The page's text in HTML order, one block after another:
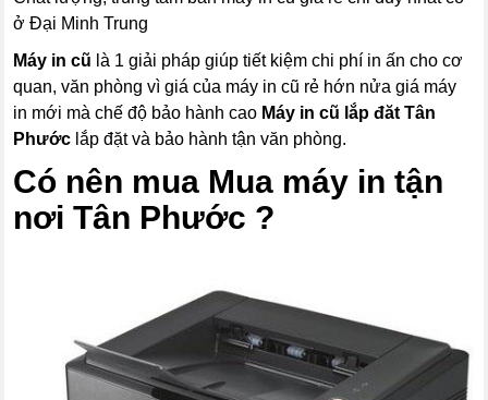
ở Đại Minh Trung
Máy in cũ là 1 giải pháp giúp tiết kiệm chi phí in ấn cho cơ
quan, văn phòng vì giá của máy in cũ rẻ hớn nửa giá máy
in mới mà chế độ bảo hành cao Máy in cũ lắp đăt Tân
Phước lắp đặt và bảo hành tận văn phòng.
Có nên mua Mua máy in tận
nơi Tân Phước ?